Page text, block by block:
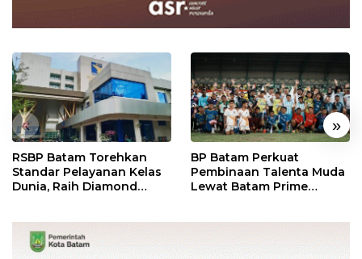
« »
RSBP Batam Torehkan
Standar Pelayanan Kelas
Dunia, Raih Diamond
BP Batam Perkuat
Pembinaan Talenta Muda
Lewat Batam Prime